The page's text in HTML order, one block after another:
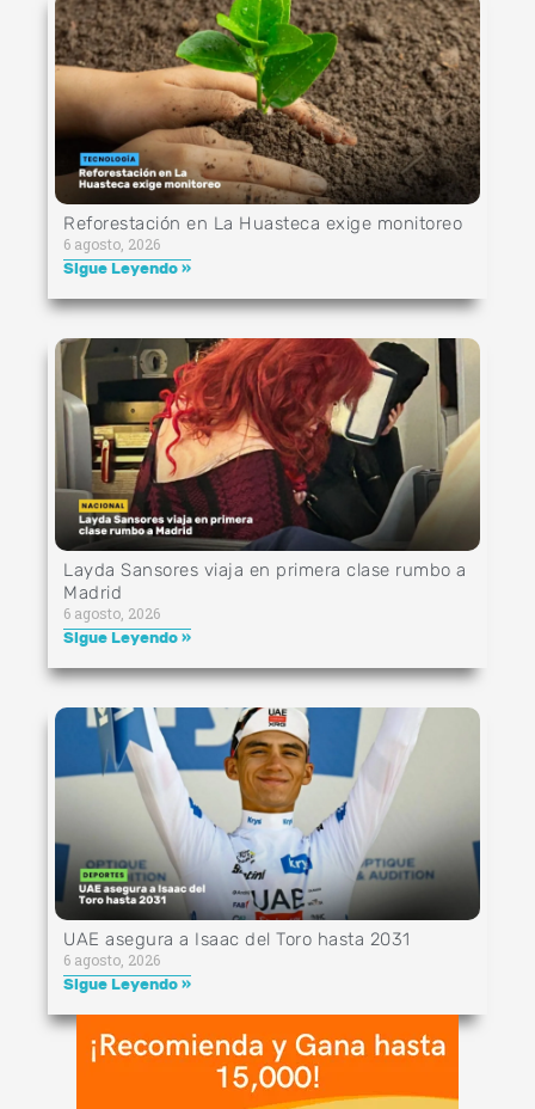
Reforestación en La Huasteca exige monitoreo
6 agosto, 2026
Sigue Leyendo »
Layda Sansores viaja en primera clase rumbo a
Madrid
6 agosto, 2026
Sigue Leyendo »
UAE asegura a Isaac del Toro hasta 2031
6 agosto, 2026
Sigue Leyendo »